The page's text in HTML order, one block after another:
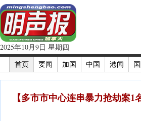
2025年10月9日 星期四
首页
要闻 加国 中国 港闻
【多市市中心连串暴力抢劫案